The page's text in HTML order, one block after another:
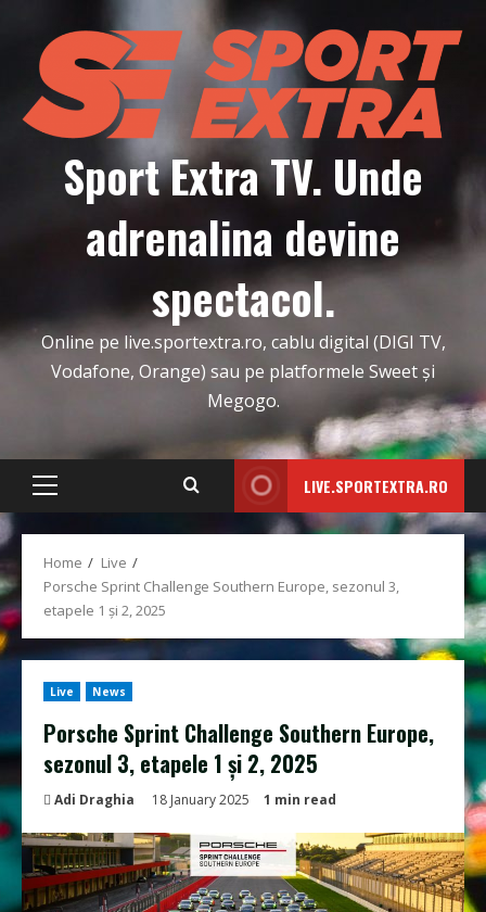
content
Sport Extra TV. Unde
adrenalina devine
spectacol.
Online pe live.sportextra.ro, cablu digital (DIGI TV,
Vodafone, Orange) sau pe platformele Sweet și
Megogo.
Primary
LIVE.SPORTEXTRA.RO
Home
Live
Porsche Sprint Challenge Southern Europe, sezonul 3,
etapele 1 și 2, 2025
Live News
Porsche Sprint Challenge Southern Europe,
sezonul 3, etapele 1 și 2, 2025
Adi Draghia 18 January 2025 1 min read